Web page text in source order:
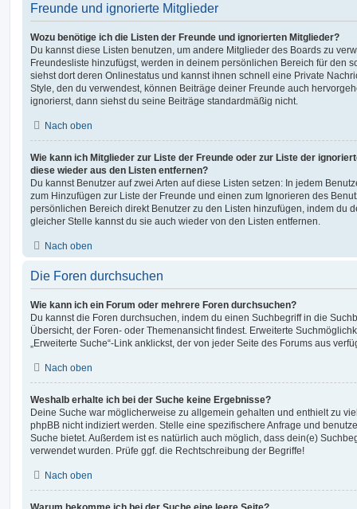
Freunde und ignorierte Mitglieder
Wozu benötige ich die Listen der Freunde und ignorierten Mitglieder?
Du kannst diese Listen benutzen, um andere Mitglieder des Boards zu
Freundesliste hinzufügst, werden in deinem persönlichen Bereich für den
siehst dort deren Onlinestatus und kannst ihnen schnell eine Private
Style, den du verwendest, können Beiträge deiner Freunde auch
ignorierst, dann siehst du seine Beiträge standardmäßig nicht.
Nach oben
Wie kann ich Mitglieder zur Liste der Freunde oder zur Liste der
diese wieder aus den Listen entfernen?
Du kannst Benutzer auf zwei Arten auf diese Listen setzen: In jedem
zum Hinzufügen zur Liste der Freunde und einen zum Ignorieren des
persönlichen Bereich direkt Benutzer zu den Listen hinzufügen, indem du
gleicher Stelle kannst du sie auch wieder von den Listen entfernen.
Nach oben
Die Foren durchsuchen
Wie kann ich ein Forum oder mehrere Foren durchsuchen?
Du kannst die Foren durchsuchen, indem du einen Suchbegriff in die
Übersicht, der Foren- oder Themenansicht findest. Erweiterte
„Erweiterte Suche“-Link anklickst, der von jeder Seite des Forums aus
Nach oben
Weshalb erhalte ich bei der Suche keine Ergebnisse?
Deine Suche war möglicherweise zu allgemein gehalten und enthielt zu
phpBB nicht indiziert werden. Stelle eine spezifischere Anfrage und
Suche bietet. Außerdem ist es natürlich auch möglich, dass dein(e)
verwendet wurden. Prüfe ggf. die Rechtschreibung der Begriffe!
Nach oben